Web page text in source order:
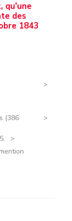
qu'une
des
1843
(386